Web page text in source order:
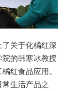
关于化橘红深
的韩寒冰教授
红食品应用。
生活产品之